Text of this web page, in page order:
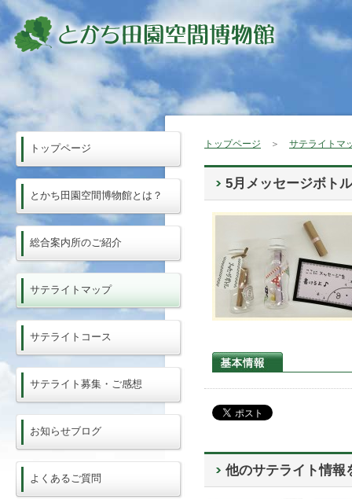
トップページ ＞ サテライトマ
5月メッセージボトル
他のサテライト情報
トップページ
とかち田園空間博物館とは？
総合案内所のご紹介
サテライトマップ
サテライトコース
サテライト募集・ご感想
お知らせブログ
よくあるご質問